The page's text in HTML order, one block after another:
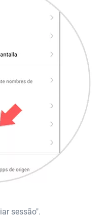
sessão".